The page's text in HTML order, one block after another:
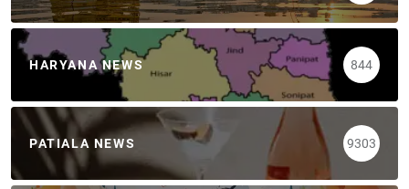
HARYANA NEWS 844
PATIALA NEWS 9303